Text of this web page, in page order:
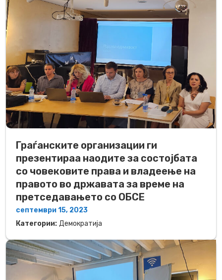
Граѓанските организации ги
презентираа наодите за состојбата
со човековите права и владеење на
правото во државата за време на
претседавањето со ОБСЕ
септември 15, 2023
Категории: Демократија